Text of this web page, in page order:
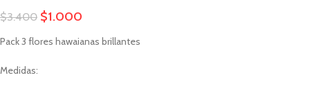
$3.400 $1.000
Pack 3 flores hawaianas brillantes
Medidas: